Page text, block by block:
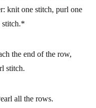
knit one stitch, purl one
.*
the end of the row,
stitch.
all the rows.